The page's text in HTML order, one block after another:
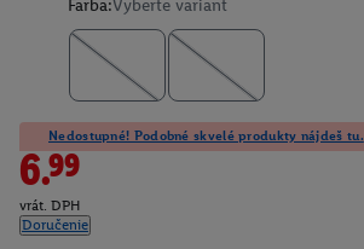
Farba:Vyberte variant
Nedostupné! Podobné skvelé produkty nájdeš tu.
6.99
vrát. DPH
Doručenie